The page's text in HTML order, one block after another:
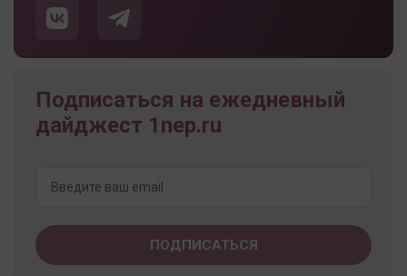
Подписаться на ежедневный
дайджест 1nep.ru